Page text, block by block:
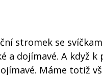
stromek se
a dojímavé. A když k
Máme totiž